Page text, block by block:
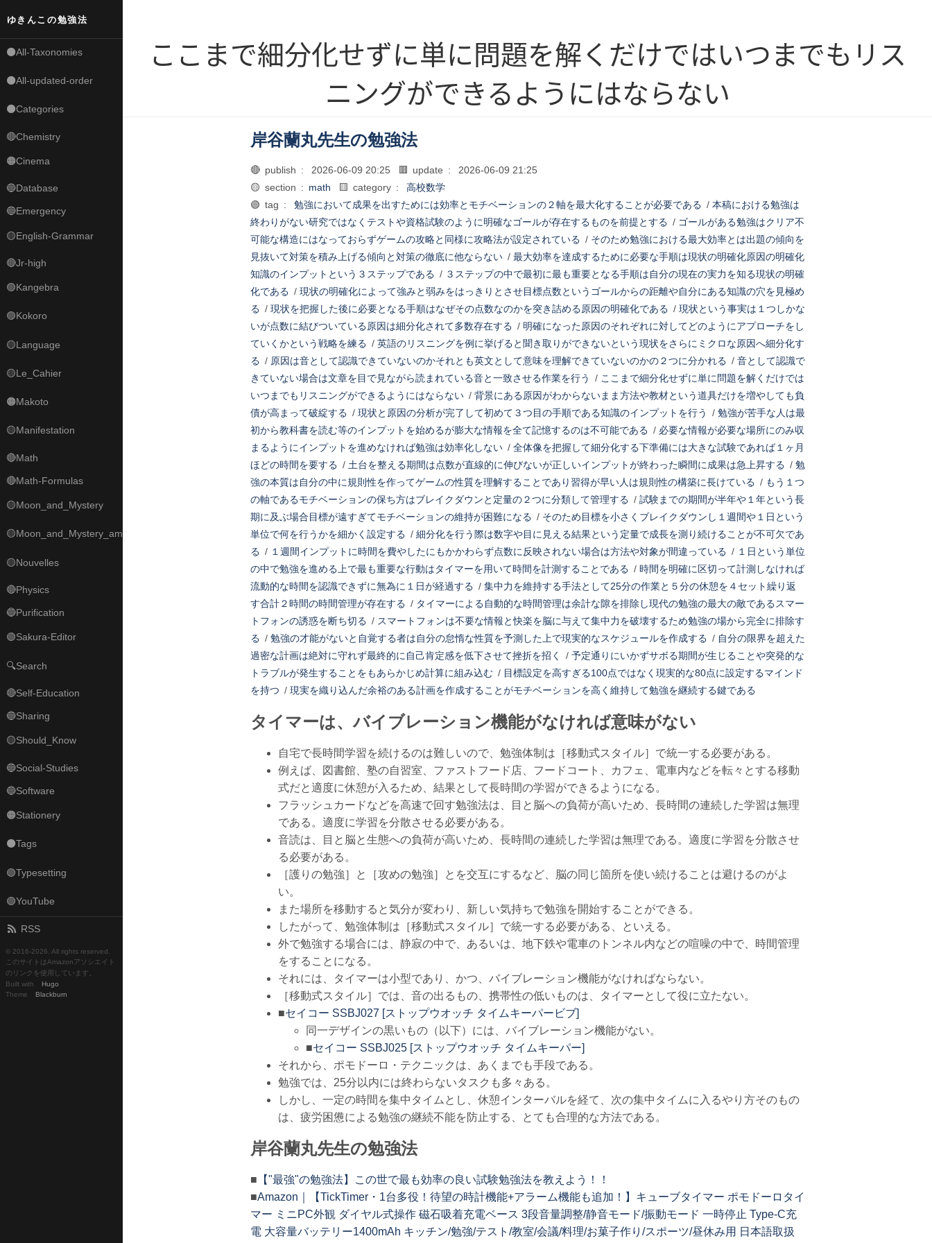
ゆきんこの勉強法
⚫All-Taxonomies
⚫All-updated-order
⚫Categories
🔴Chemistry
🟠Cinema
🔵Database
🔵Emergency
🟡English-Grammar
🔴Jr-high
🟣Kangebra
🟣Kokoro
🟡Language
🟡Le_Cahier
🟠Makoto
🟡Manifestation
🔴Math
🔴Math-Formulas
🟡Moon_and_Mystery
🟡Moon_and_Mystery_am
🟡Nouvelles
🔴Physics
🔵Purification
🟢Sakura-Editor
🔍Search
🔴Self-Education
🔵Sharing
🟡Should_Know
🔵Social-Studies
🔵Software
🟠Stationery
⚫Tags
🟢Typesetting
🟢YouTube
RSS
© 2016-2026. All rights reserved.
このサイトはAmazonアソシエイト
のリンクを使用しています。
Built with
Hugo
Theme
Blackburn
ここまで細分化せずに単に問題を解くだけではいつまでもリス
ニングができるようにはならない
岸谷蘭丸先生の勉強法
🔴 publish : 2026-06-09 20:25 🟥 update :
2026-06-09 21:25
🟡 section : math 🟨 category :
高校数学
🟢 tag :
勉強において成果を出すためには効率とモチベーションの２軸を最大化することが必要である / 本稿における勉強は
終わりがない研究ではなくテストや資格試験のように明確なゴールが存在するものを前提とする / ゴールがある勉強はクリア不
可能な構造にはなっておらずゲームの攻略と同様に攻略法が設定されている / そのため勉強における最大効率とは出題の傾向を
見抜いて対策を積み上げる傾向と対策の徹底に他ならない/ 最大効率を達成するために必要な手順は現状の明確化原因の明確化
知識のインプットという３ステップである / ３ステップの中で最初に最も重要となる手順は自分の現在の実力を知る現状の明確
化である / 現状の明確化によって強みと弱みをはっきりとさせ目標点数というゴールからの距離や自分にある知識の穴を見極め
る / 現状を把握した後に必要となる手順はなぜその点数なのかを突き詰める原因の明確化である / 現状という事実は１つしかな
いが点数に結びついている原因は細分化されて多数存在する / 明確になった原因のそれぞれに対してどのようにアプローチをし
ていくかという戦略を練る / 英語のリスニングを例に挙げると聞き取りができないという現状をさらにミクロな原因へ細分化す
る / 原因は音として認識できていないのかそれとも英文として意味を理解できていないのかの２つに分かれる / 音として認識で
きていない場合は文章を目で見ながら読まれている音と一致させる作業を行う
/ ここまで細分化せずに単に問題を解くだけでは
いつまでもリスニングができるようにはならない/ 背景にある原因がわからないまま方法や教材という道具だけを増やしても負
債が高まって破綻する / 現状と原因の分析が完了して初めて３つ目の手順である知識のインプットを行う / 勉強が苦手な人は最
初から教科書を読む等のインプットを始めるが膨大な情報を全て記憶するのは不可能である / 必要な情報が必要な場所にのみ収
まるようにインプットを進めなければ勉強は効率化しない/ 全体像を把握して細分化する下準備には大きな試験であれば１ヶ月
ほどの時間を要する / 土台を整える期間は点数が直線的に伸びないが正しいインプットが終わった瞬間に成果は急上昇する / 勉
強の本質は自分の中に規則性を作ってゲームの性質を理解することであり習得が早い人は規則性の構築に長けている / もう１つ
の軸であるモチベーションの保ち方はブレイクダウンと定量の２つに分類して管理する / 試験までの期間が半年や１年という長
期に及ぶ場合目標が遠すぎてモチベーションの維持が困難になる / そのため目標を小さくブレイクダウンし１週間や１日という
単位で何を行うかを細かく設定する / 細分化を行う際は数字や目に見える結果という定量で成長を測り続けることが不可欠であ
る / １週間インプットに時間を費やしたにもかかわらず点数に反映されない場合は方法や対象が間違っている / １日という単位
の中で勉強を進める上で最も重要な行動はタイマーを用いて時間を計測することである / 時間を明確に区切って計測しなければ
流動的な時間を認識できずに無為に１日が経過する / 集中力を維持する手法として25分の作業と５分の休憩を４セット繰り返
す合計２時間の時間管理が存在する / タイマーによる自動的な時間管理は余計な隙を排除し現代の勉強の最大の敵であるスマー
トフォンの誘惑を断ち切る / スマートフォンは不要な情報と快楽を脳に与えて集中力を破壊するため勉強の場から完全に排除す
る / 勉強の才能がないと自覚する者は自分の怠惰な性質を予測した上で現実的なスケジュールを作成する / 自分の限界を超えた
過密な計画は絶対に守れず最終的に自己肯定感を低下させて挫折を招く
/ 予定通りにいかずサボる期間が生じることや突発的な
トラブルが発生することをもあらかじめ計算に組み込む/ 目標設定を高すぎる100点ではなく現実的な80点に設定するマインド
を持つ / 現実を織り込んだ余裕のある計画を作成することがモチベーションを高く維持して勉強を継続する鍵である
タイマーは、バイブレーション機能がなければ意味がない
自宅で長時間学習を続けるのは難しいので、勉強体制は［移動式スタイル］で統一する必要がある。
例えば、図書館、塾の自習室、ファストフード店、フードコート、カフェ、電車内などを転々とする移動
式だと適度に休憩が入るため、結果として長時間の学習ができるようになる。
フラッシュカードなどを高速で回す勉強法は、目と脳への負荷が高いため、長時間の連続した学習は無理
である。適度に学習を分散させる必要がある。
音読は、目と脳と生態への負荷が高いため、長時間の連続した学習は無理である。適度に学習を分散させ
る必要がある。
［護りの勉強］と［攻めの勉強］とを交互にするなど、脳の同じ箇所を使い続けることは避けるのがよ
い。
また場所を移動すると気分が変わり、新しい気持ちで勉強を開始することができる。
したがって、勉強体制は［移動式スタイル］で統一する必要がある、といえる。
外で勉強する場合には、静寂の中で、あるいは、地下鉄や電車のトンネル内などの喧噪の中で、時間管理
をすることになる。
それには、タイマーは小型であり、かつ、バイブレーション機能がなければならない。
［移動式スタイル］では、音の出るもの、携帯性の低いものは、タイマーとして役に立たない。
■セイコー SSBJ027 [ストップウオッチ タイムキーパービブ]
同一デザインの黒いもの（以下）には、バイブレーション機能がない。
■セイコー SSBJ025 [ストップウオッチ タイムキーパー]
それから、ポモドーロ・テクニックは、あくまでも手段である。
勉強では、25分以内には終わらないタスクも多々ある。
しかし、一定の時間を集中タイムとし、休憩インターバルを経て、次の集中タイムに入るやり方そのもの
は、疲労困憊による勉強の継続不能を防止する、とても合理的な方法である。
岸谷蘭丸先生の勉強法
■ 【"最強"の勉強法】この世で最も効率の良い試験勉強法を教えよう！！
■Amazon｜【TickTimer・1台多役！待望の時計機能+アラーム機能も追加！】キューブタイマー ポモドーロタイ
マー ミニPC外観 ダイヤル式操作 磁石吸着充電ベース 3段音量調整/静音モード/振動モード 一時停止 Type-C充
電 大容量バッテリー1400mAh キッチン/勉強/テスト/教室/会議/料理/お菓子作り/スポーツ/昼休み用 日本語取扱